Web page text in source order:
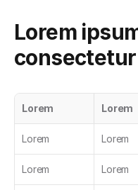
Lorem
consectetur
Lorem Lorem
Lorem Lorem
Lorem Lorem